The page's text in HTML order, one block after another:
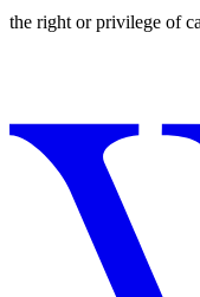
the right or privilege of